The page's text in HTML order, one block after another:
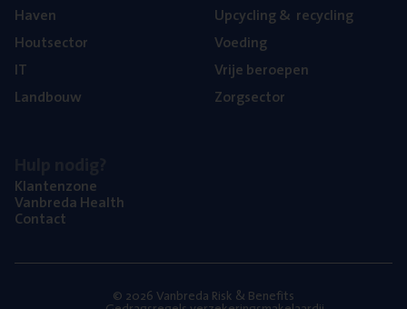
Haven
Hout­sec­tor
IT
Land­bouw
Upcy­cling& recycling
Voe­ding
Vrije beroe­pen
Zorg­sec­tor
Klan­ten­zo­ne
Van­b­re­da Health
Con­tact
© 2026 Vanbreda Risk & Benefits